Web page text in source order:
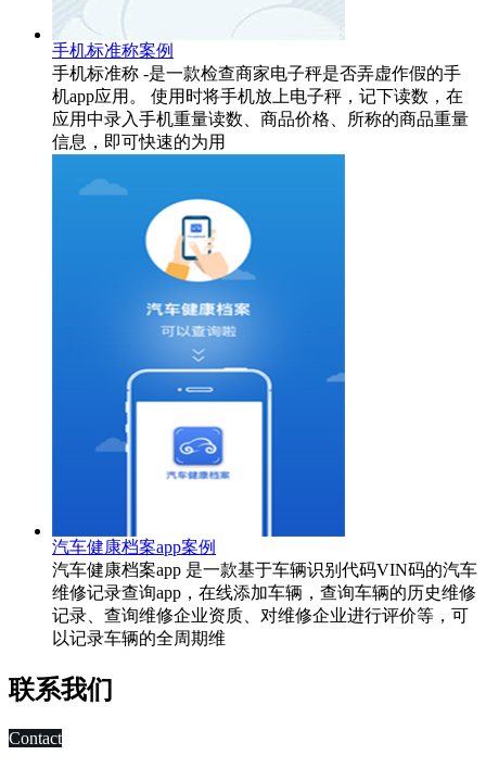
手机标准称案例
手机标准称 -是一款检查商家电子秤是否弄虚作假的手
机app应用。 使用时将手机放上电子秤，记下读数，在
应用中录入手机重量读数、商品价格、所称的商品重量
信息，即可快速的为用
汽车健康档案app案例
汽车健康档案app 是一款基于车辆识别代码VIN码的汽车
维修记录查询app，在线添加车辆，查询车辆的历史维修
记录、查询维修企业资质、对维修企业进行评价等，可
以记录车辆的全周期维
联系我们
Contact